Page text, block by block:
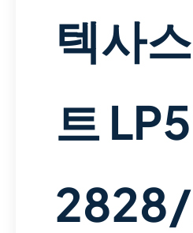
텍사
트